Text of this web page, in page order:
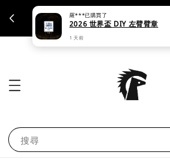
支援刷卡｜皆開立統一
搜尋
羅***已購買了
2026 世界盃 DIY 左臂臂章
1 天前